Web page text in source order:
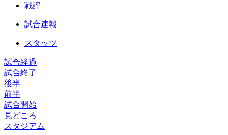
戦評
試合速報
スタッツ
試合経過
試合終了
後半
前半
試合開始
見どころ
スタジアム